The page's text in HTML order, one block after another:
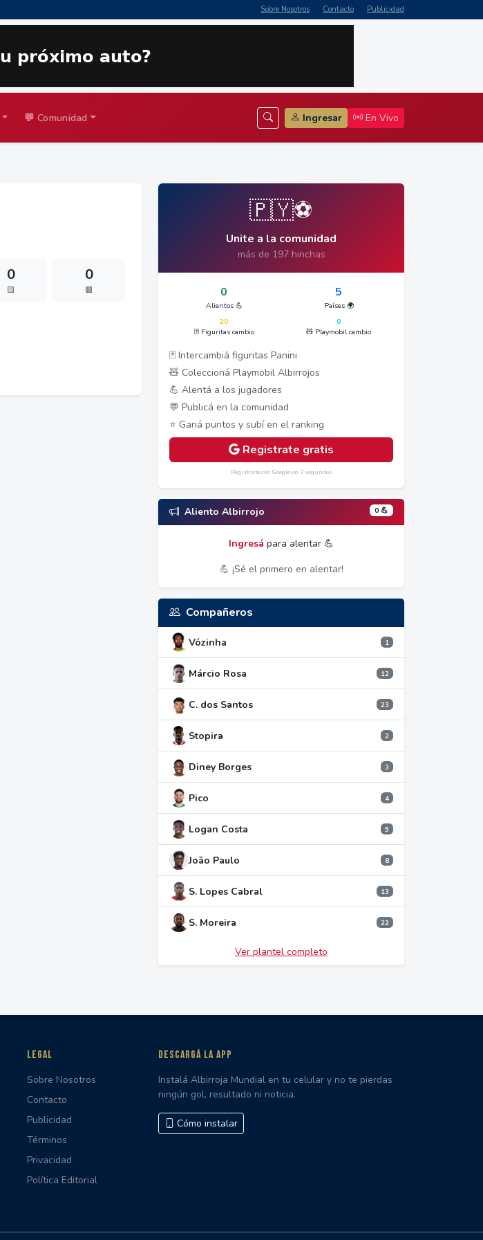
Sobre Nosotros Contacto Publicidad
💬 Comunidad Ingresar En Vivo
0
🟨
0
🟥
🇵🇾⚽
Unite a la comunidad
más de 197 hinchas
0
Alientos 💪
5
Países 🌍
20
🃏 Figuritas cambio
0
🧸 Playmobil cambio
🃏 Intercambiá figuritas Panini
🧸 Coleccioná Playmobil Albirrojos
💪 Alentá a los jugadores
💬 Publicá en la comunidad
⭐ Ganá puntos y subí en el ranking
Registrate gratis
Registrate con Google en 2 segundos
Aliento Albirrojo 0 💪
Ingresá para alentar 💪
💪 ¡Sé el primero en alentar!
Compañeros
Vózinha 1
Márcio Rosa 12
C. dos Santos 23
Stopira 2
Diney Borges 3
Pico 4
Logan Costa 5
João Paulo 8
S. Lopes Cabral 13
S. Moreira 22
Ver plantel completo
LEGAL
Sobre Nosotros
Contacto
Publicidad
Términos
Privacidad
Política Editorial
DESCARGÁ LA APP
Instalá Albirroja Mundial en tu celular y no te pierdas
ningún gol, resultado ni noticia.
Cómo instalar